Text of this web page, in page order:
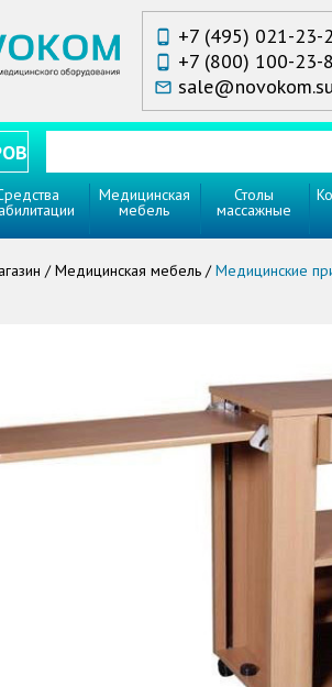
phone_android +7 (495) 021-23-
phone_android +7 (800) 100-23-
mail_outline sale@novokom.su
Медицинская
мебель
Столы
массажные
/ Медицинская мебель / Медицинские